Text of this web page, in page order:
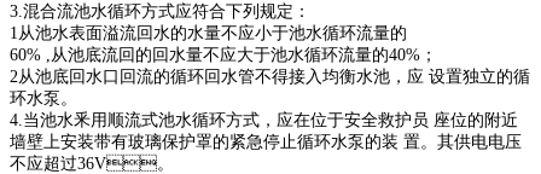
3.混合流池水循环方式应符合下列规定：
1从池水表面溢流回水的水量不应小于池水循环流量的
60% ,从池底流回的回水量不应大于池水循环流量的40%；
2从池底回水口回流的循环回水管不得接入均衡水池，应 设置独立的循
环水泵。
4.当池水釆用顺流式池水循环方式，应在位于安全救护员 座位的附近
墙壁上安装带有玻璃保护罩的紧急停止循环水泵的装 置。其供电电压
不应超过36V。